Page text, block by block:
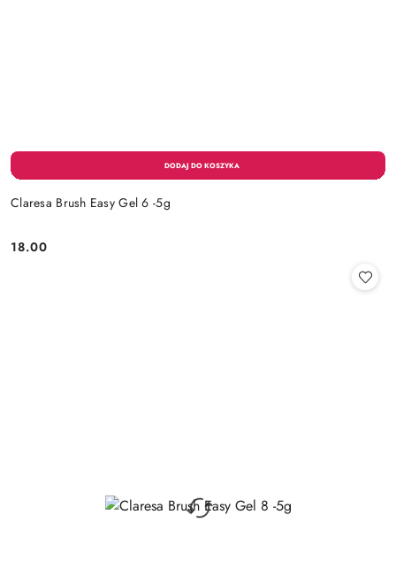
Claresa Brush Easy Gel 6 -5g
Cena:
18.00